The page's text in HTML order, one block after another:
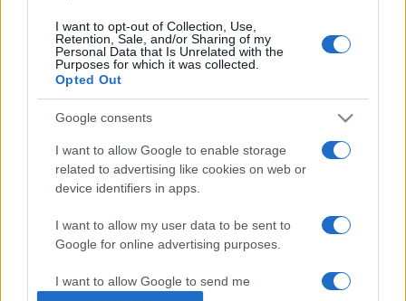
I want to opt-out of Collection, Use,
Retention, Sale, and/or Sharing of my
Personal Data that Is Unrelated with the
Purposes for which it was collected.
Opted Out
Google consents
I want to allow Google to enable storage
related to advertising like cookies on web or
device identifiers in apps.
I want to allow my user data to be sent to
Google for online advertising purposes.
I want to allow Google to send me
Jegyek a Vaszary Galériában, a Tourinform-irodában és
előadás előtt a helyszínen válthatók.
MEGOSZTÁS